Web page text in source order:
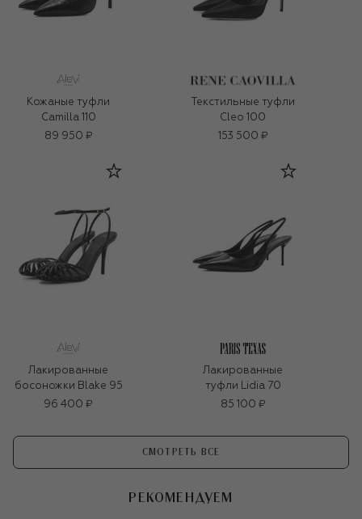
Кожаные туфли
Camilla 110
89 950 ₽
Текстильные туфли
Cleo 100
153 500 ₽
Лакированные
босоножки Blake 95
96 400 ₽
Лакированные
туфли Lidia 70
85 100 ₽
СМОТРЕТЬ ВСЕ
РЕКОМЕНДУЕМ